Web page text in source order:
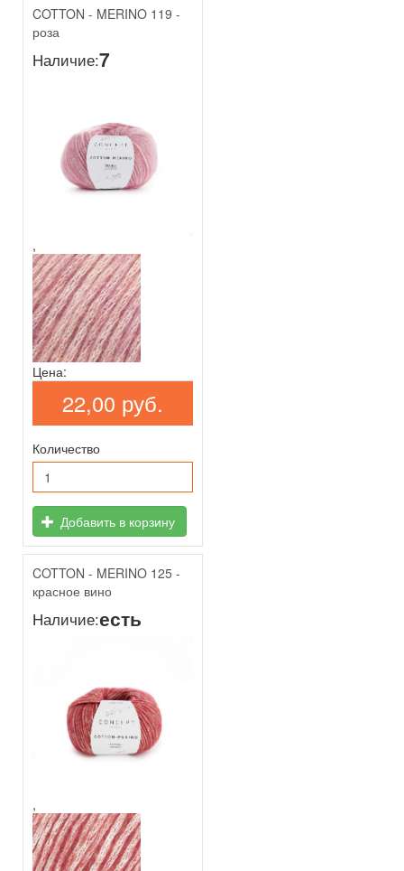
COTTON - MERINO 119 -
роза
Наличие:7
,
Цена:
22,00 руб.
Количество
Добавить в корзину
COTTON - MERINO 125 -
красное вино
Наличие:есть
,